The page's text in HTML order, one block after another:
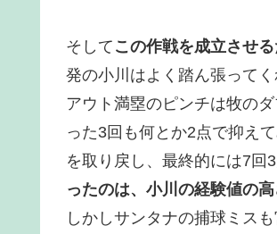
そして この作戦を成立させ
発の小川はよく踏ん張って
アウト満塁のピンチは牧の
った3回も何とか2点で抑え
を取り戻し、最終的には7回
ったのは、小川の経験値の
しかしサンタナの捕球ミス